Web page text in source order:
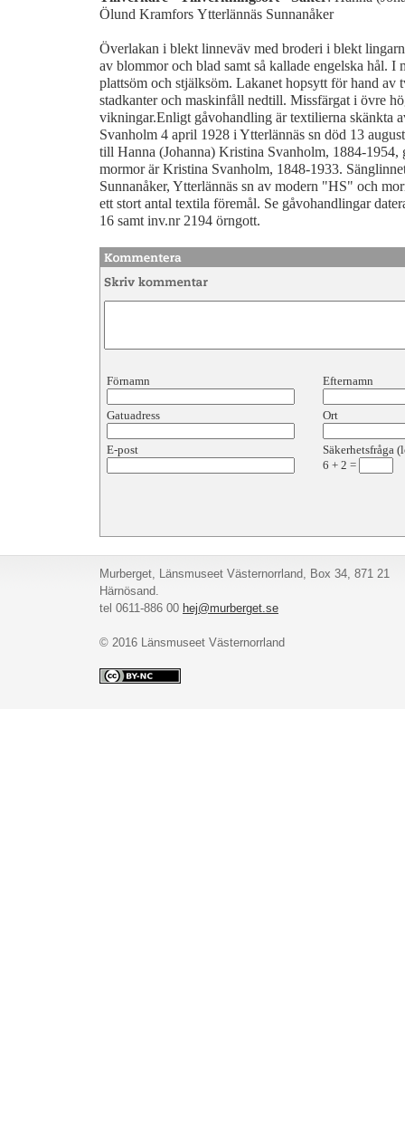
Ölund Kramfors Ytterlännäs Sunnanåker
Överlakan i blekt linneväv med broderi i blekt
av blommor och blad samt så kallade engelska hål.
plattsöm och stjälksöm. Lakanet hopsytt för hand av
stadkanter och maskinfåll nedtill. Missfärgat i övre
vikningar.Enligt gåvohandling är textilierna skänkta
Svanholm 4 april 1928 i Ytterlännäs sn död 13
till Hanna (Johanna) Kristina Svanholm, 1884-
mormor är Kristina Svanholm, 1848-1933.
Sunnanåker, Ytterlännäs sn av modern "HS" och
ett stort antal textila föremål. Se gåvohandlingar
16 samt inv.nr 2194 örngott.
Förnamn Efternamn
Gatuadress Ort
E-post
Säkerhetsfråga
6 + 2 =
Murberget, Länsmuseet Västernorrland, Box 34, 871 21
Härnösand.
tel 0611-886 00 hej@murberget.se
© 2016 Länsmuseet Västernorrland